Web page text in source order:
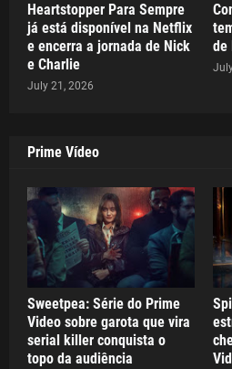
Heartstopper Para Sempre
já está disponível na Netflix
e encerra a jornada de Nick
e Charlie
July 21, 2026
de
Prime Vídeo
Sweetpea: Série do Prime
Video sobre garota que vira
serial killer conquista o
topo da audiência